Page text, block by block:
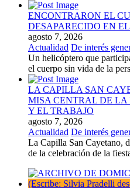
ENCONTRARON EL
DESAPARECIDO EN
agosto 7, 2026
Actualidad De interés
Un helicóptero que
el cuerpo sin vida de la
LA CAPILLA SAN
MISA CENTRAL DE LA
Y EL TRABAJO
agosto 7, 2026
Actualidad De interés
La Capilla San Cayetano,
de la celebración de la